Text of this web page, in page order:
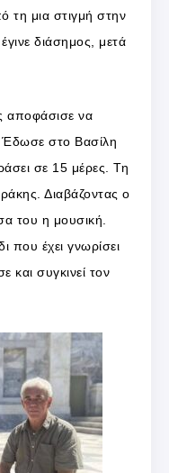
τη μια στιγμή στην
διάσημος, μετά
αποφάσισε να
Έδωσε στο Βασίλη
σε 15 μέρες. Τη
Διαβάζοντας ο
του η μουσική.
που έχει γνωρίσει
και συγκινεί τον